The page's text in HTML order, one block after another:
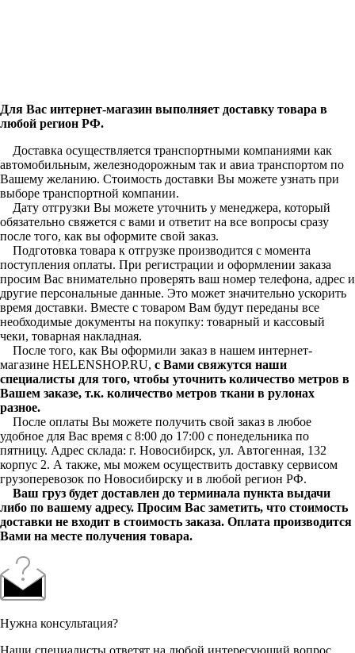
Для Вас интернет-магазин выполняет доставку товара в
любой регион РФ.
Доставка осуществляется транспортными компаниями как
автомобильным, железнодорожным так и авиа транспортом по
Вашему желанию. Стоимость доставки Вы можете узнать при
выборе транспортной компании.
Дату отгрузки Вы можете уточнить у менеджера, который
обязательно свяжется с вами и ответит на все вопросы сразу
после того, как вы оформите свой заказ.
Подготовка товара к отгрузке производится с момента
поступления оплаты. При регистрации и оформлении заказа
просим Вас внимательно проверять ваш номер телефона, адрес и
другие персональные данные. Это может значительно ускорить
время доставки. Вместе с товаром Вам будут переданы все
необходимые документы на покупку: товарный и кассовый
чеки, товарная накладная.
После того, как Вы оформили заказ в нашем интернет-
магазине HELENSHOP.RU, с Вами свяжутся наши
специалисты для того, чтобы уточнить количество метров в
Вашем заказе, т.к. количество метров ткани в рулонах
разное.
После оплаты Вы можете получить свой заказ в любое
удобное для Вас время с 8:00 до 17:00 с понедельника по
пятницу. Адрес склада: г. Новосибирск, ул. Автогенная, 132
корпус 2. А также, мы можем осуществить доставку сервисом
грузоперевозок по Новосибирску и в любой регион РФ.
Ваш груз будет доставлен до терминала пункта выдачи
либо по вашему адресу. Просим Вас заметить, что стоимость
доставки не входит в стоимость заказа. Оплата производится
Вами на месте получения товара.
Нужна консультация?
Наши специалисты ответят на любой интересующий вопрос